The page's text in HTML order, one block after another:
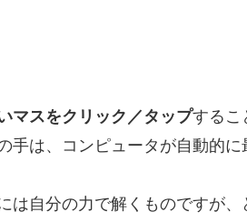
マスをクリック／タップするこ
手は、コンピュータが自動的に
は自分の力で解くものですが